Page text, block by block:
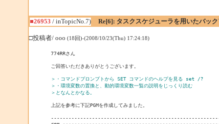
■26953 / inTopicNo.7) Re[6]: タスクスケジューラを用いたバッ
□投稿者/ ooo (18回)-(2008/10/23(Thu) 17:24:18)
774RRさん
ご回答いただきありがとうございます。
＞・コマンドプロンプトから SET コマンドのヘルプを見る set /?
＞・環境変数の置換と、動的環境変数一覧の説明をじっくり読む
＞となんとかなる。
上記を参考に下記PGMを作成してみました。